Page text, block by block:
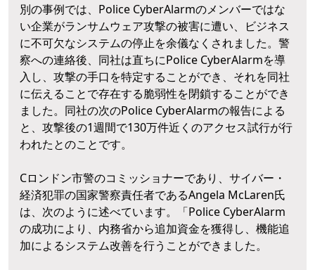
別の事例では、Police CyberAlarmのメンバーではな
い企業がランサムウェア攻撃の被害に遭い、ビジネス
に不可欠なシステムの停止を余儀なくされました。警
察への連絡後、同社は直ちにPolice CyberAlarmを導
入し、攻撃の手口を特定することができ、それを同社
に伝えることで存在する脆弱性を閉鎖することができ
ました。同社の次のPolice CyberAlarmの報告による
と、攻撃後の1週間で130万件近くのアクセス試行が行
われたとのことです。
Cロンドン市警のコミッショナーであり、サイバー・
経済犯罪の国家警察責任者であるAngela McLaren氏
は、次のように述べています。「Police CyberAlarm
の成功により、内務省から追加資金を獲得し、機能追
加によるシステム改善を行うことができました。